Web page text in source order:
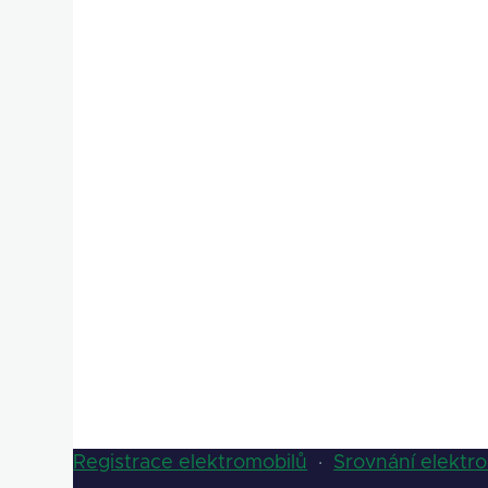
Registrace elektromobilů · Srovnání